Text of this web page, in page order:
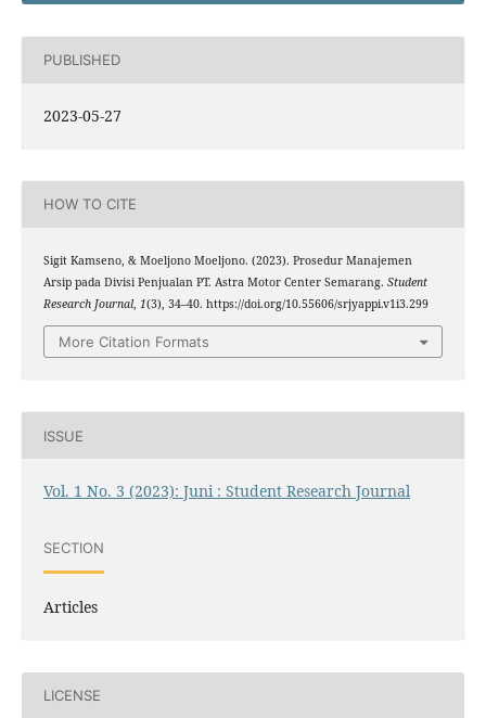
PUBLISHED
2023-05-27
HOW TO CITE
Sigit Kamseno, & Moeljono Moeljono. (2023). Prosedur Manajemen
Arsip pada Divisi Penjualan PT. Astra Motor Center Semarang. Student
Research Journal, 1(3), 34–40. https://doi.org/10.55606/srjyappi.v1i3.299
More Citation Formats
ISSUE
Vol. 1 No. 3 (2023): Juni : Student Research Journal
SECTION
Articles
LICENSE